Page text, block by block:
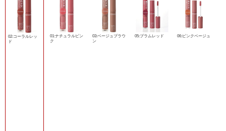
02:コーラルレッ
ド
01:ナチュラルピン
ク
03:ベージュブラウ
ン
05:プラムレッド 06:ピンクベージュ